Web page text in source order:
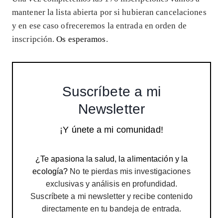
mantener la lista abierta por si hubieran cancelaciones
y en ese caso ofreceremos la entrada en orden de
inscripción.Os esperamos.
Suscríbete a mi
Newsletter
¡Y únete a mi comunidad!
¿Te apasiona la salud, la alimentación y la
ecología? No te pierdas mis investigaciones
exclusivas y análisis en profundidad.
Suscríbete a mi newsletter y recibe contenido
directamente en tu bandeja de entrada.